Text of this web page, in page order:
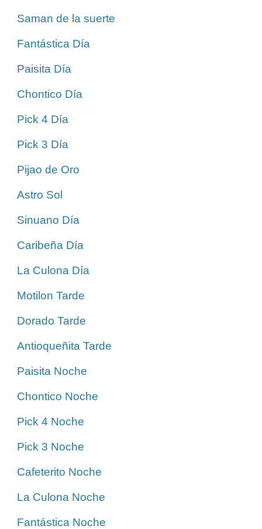
Saman de la suerte
Fantástica Día
Paisita Día
Chontico Día
Pick 4 Día
Pick 3 Día
Pijao de Oro
Astro Sol
Sinuano Día
Caribeña Día
La Culona Día
Motilon Tarde
Dorado Tarde
Antioqueñita Tarde
Paisita Noche
Chontico Noche
Pick 4 Noche
Pick 3 Noche
Cafeterito Noche
La Culona Noche
Fantástica Noche